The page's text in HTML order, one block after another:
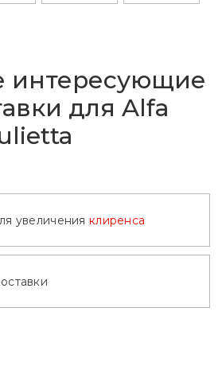
1995
1996
1999
2007
2011
2012
интересующие
для Alfa
увеличения клиренса